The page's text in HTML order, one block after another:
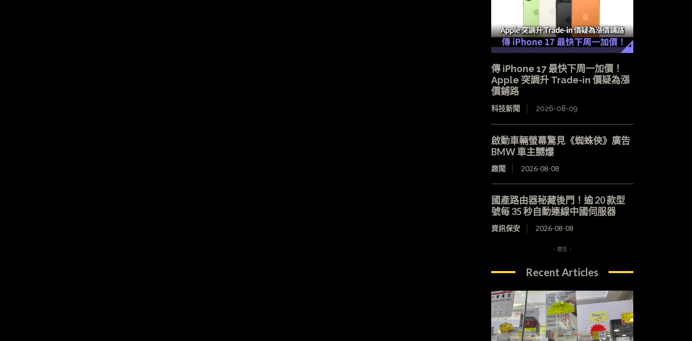
傳 iPhone 17 最快下周一加價！
Apple 突調升 Trade-in 價疑為漲
價鋪路
科技新聞 2026-08-09
啟動車輛螢幕驚見《蜘蛛俠》廣告
BMW 車主嬲爆
趣聞 2026-08-08
國產路由器秘藏後門！逾 20 款型
號每 35 秒自動連線中國伺服器
資訊保安 2026-08-08
- 廣告 -
Recent Articles